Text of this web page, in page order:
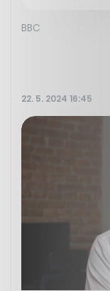
BBC
22. 5. 2024 16:45